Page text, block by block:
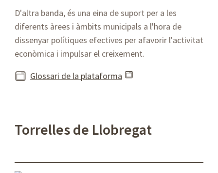
D'altra banda, és una eina de suport per a les
diferents àrees i àmbits municipals a l'hora de
dissenyar polítiques efectives per afavorir l'activitat
econòmica i impulsar el creixement.
Glossari de la plataforma
Torrelles de Llobregat